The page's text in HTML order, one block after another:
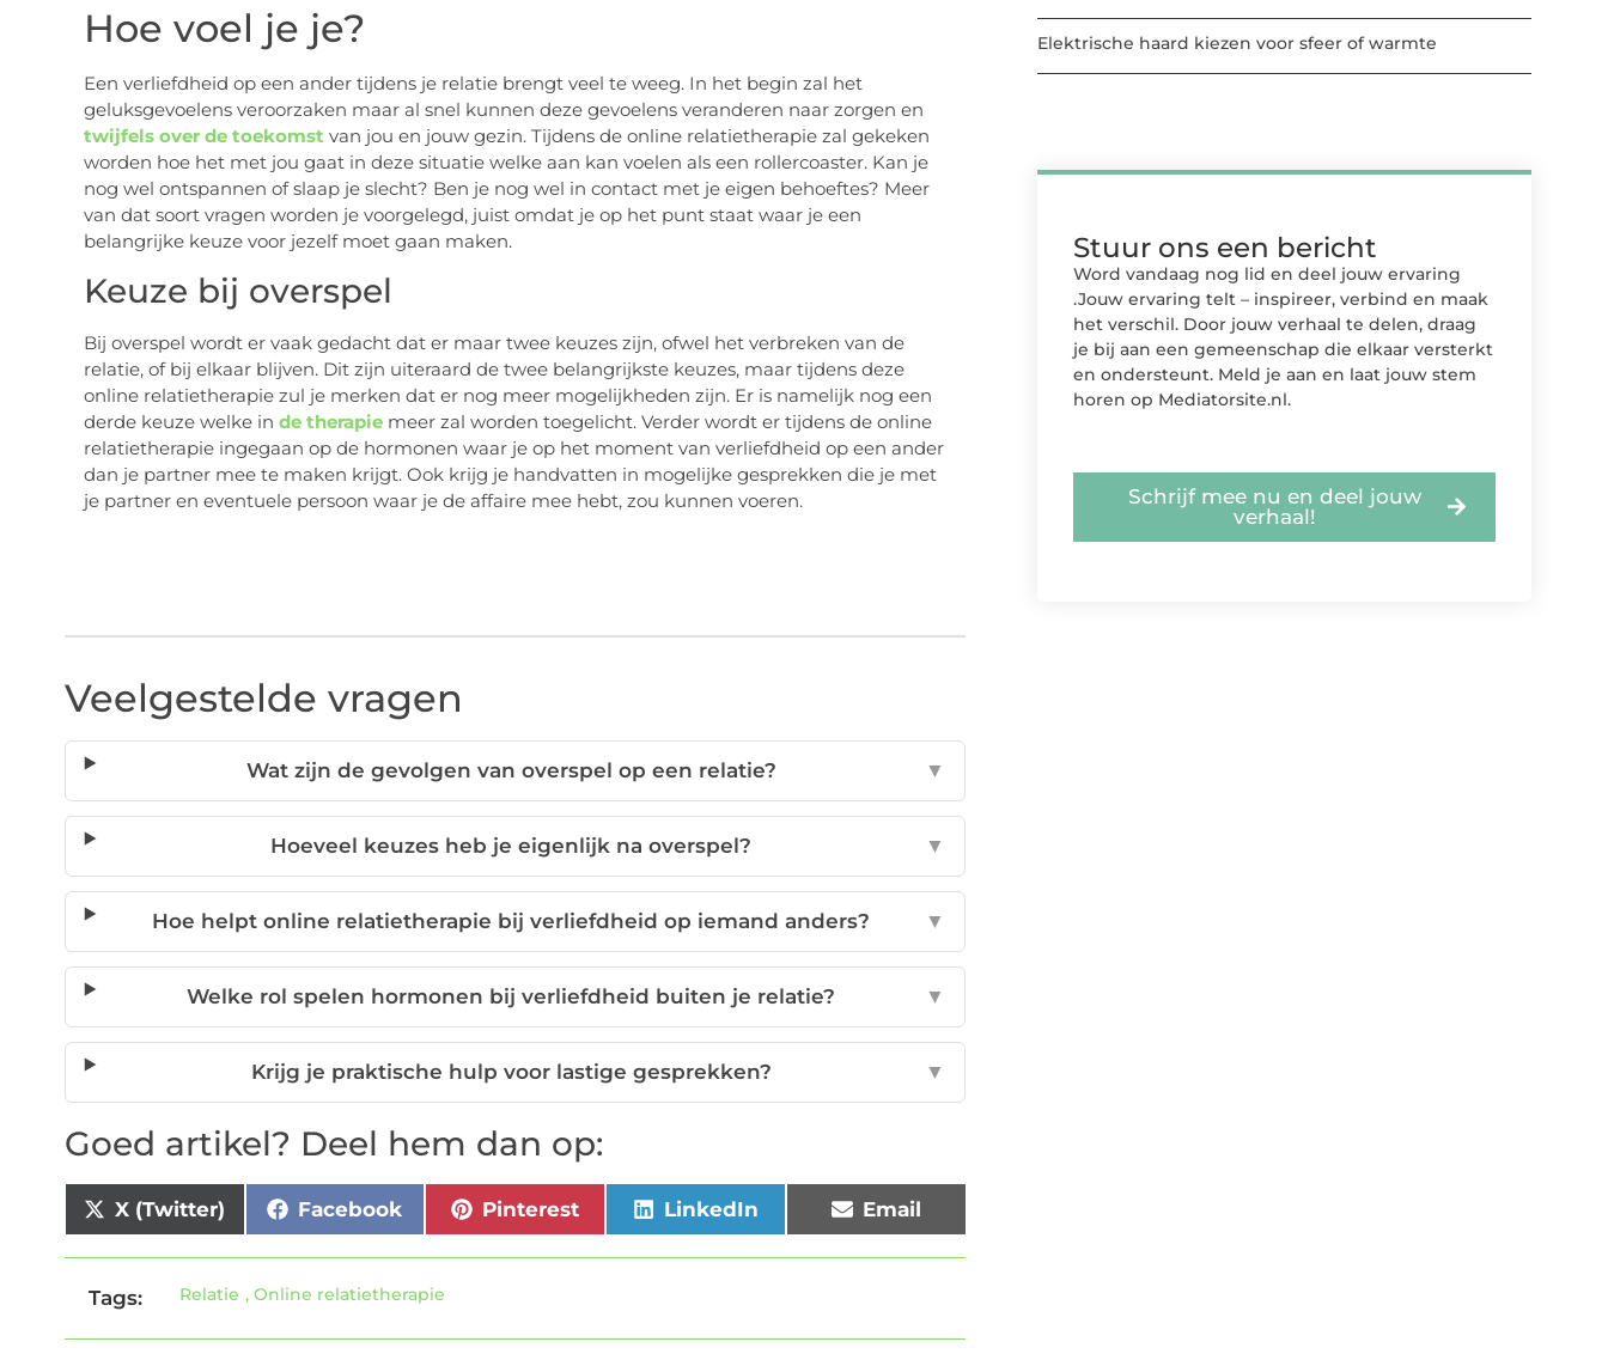
Hoe voel je je?
Een verliefdheid op een ander tijdens je relatie brengt veel te weeg. In het begin zal het
geluksgevoelens veroorzaken maar al snel kunnen deze gevoelens veranderen naar zorgen en
twijfels over de toekomst van jou en jouw gezin. Tijdens de online relatietherapie zal gekeken
worden hoe het met jou gaat in deze situatie welke aan kan voelen als een rollercoaster. Kan je
nog wel ontspannen of slaap je slecht? Ben je nog wel in contact met je eigen behoeftes? Meer
van dat soort vragen worden je voorgelegd, juist omdat je op het punt staat waar je een
belangrijke keuze voor jezelf moet gaan maken.
Keuze bij overspel
Bij overspel wordt er vaak gedacht dat er maar twee keuzes zijn, ofwel het verbreken van de
relatie, of bij elkaar blijven. Dit zijn uiteraard de twee belangrijkste keuzes, maar tijdens deze
online relatietherapie zul je merken dat er nog meer mogelijkheden zijn. Er is namelijk nog een
derde keuze welke in de therapiemeer zal worden toegelicht. Verder wordt er tijdens de online
relatietherapie ingegaan op de hormonen waar je op het moment van verliefdheid op een ander
dan je partner mee te maken krijgt. Ook krijg je handvatten in mogelijke gesprekken die je met
je partner en eventuele persoon waar je de affaire mee hebt, zou kunnen voeren.
Veelgestelde vragen
Wat zijn de gevolgen van overspel op een relatie? ▼
Hoeveel keuzes heb je eigenlijk na overspel? ▼
Hoe helpt online relatietherapie bij verliefdheid op iemand anders? ▼
Welke rol spelen hormonen bij verliefdheid buiten je relatie? ▼
Krijg je praktische hulp voor lastige gesprekken? ▼
Goed artikel? Deel hem dan op:
X (Twitter) Facebook Pinterest LinkedIn Email
Tags: Relatie ,Online relatietherapie
Elektrische haard kiezen voor sfeer of warmte
Stuur ons een bericht
Word vandaag nog lid en deel jouw ervaring
.Jouw ervaring telt – inspireer, verbind en maak
het verschil. Door jouw verhaal te delen, draag
je bij aan een gemeenschap die elkaar versterkt
en ondersteunt. Meld je aan en laat jouw stem
horen op Mediatorsite.nl.
Schrijf mee nu en deel jouw
verhaal!